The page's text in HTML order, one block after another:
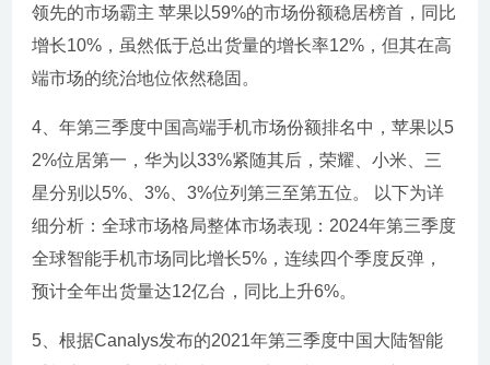
领先的市场霸主 苹果以59%的市场份额稳居榜首，同比
增长10%，虽然低于总出货量的增长率12%，但其在高
端市场的统治地位依然稳固。
4、年第三季度中国高端手机市场份额排名中，苹果以5
2%位居第一，华为以33%紧随其后，荣耀、小米、三
星分别以5%、3%、3%位列第三至第五位。 以下为详
细分析：全球市场格局整体市场表现：2024年第三季度
全球智能手机市场同比增长5%，连续四个季度反弹，
预计全年出货量达12亿台，同比上升6%。
5、根据Canalys发布的2021年第三季度中国大陆智能